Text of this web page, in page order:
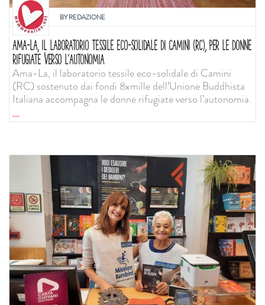
BYREDAZIONE
AMA-LA, IL LABORATORIO TESSILE ECO-SOLIDALE DI CAMINI (RC), PER LE DONNE
RIFUGIATE VERSO L’AUTONOMIA
Ama-La, il laboratorio tessile eco-solidale di Camini
(RC) sostenuto dai fondi 8xmille dell’Unione Buddhista
Italiana accompagna le donne rifugiate verso l’autonomia.
...